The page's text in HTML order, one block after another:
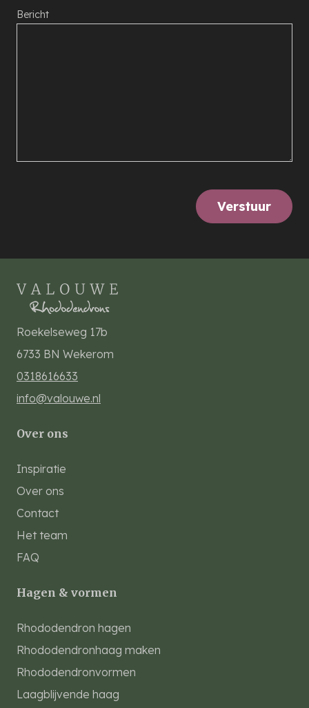
Bericht
Verstuur
Roekelseweg 17b
6733 BN Wekerom
0318616633
info@valouwe.nl
Over ons
Inspiratie
Over ons
Contact
Het team
FAQ
Hagen & vormen
Rhododendron hagen
Rhododendronhaag maken
Rhododendronvormen
Laagblijvende haag